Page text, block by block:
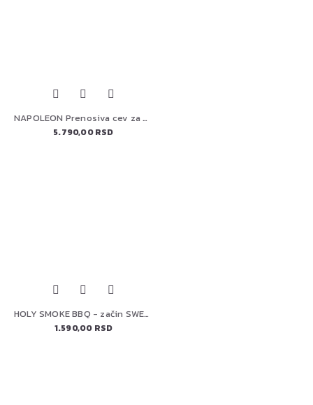
NAPOLEON Prenosiva cev za dimljenje / 67075
5.790,00 RSD
HOLY SMOKE BBQ - začin SWEET & SMOKEY HICKORY rub 175 g
1.590,00 RSD